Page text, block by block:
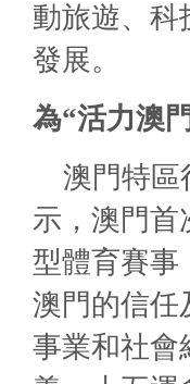
動旅遊、科
發展。
為“活力澳
澳門特區
示，澳門首
型體育賽事
澳門的信任
事業和社會